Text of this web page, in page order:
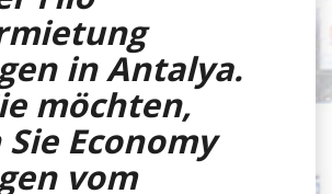
in Antalya.
möchten,
Economy
vom